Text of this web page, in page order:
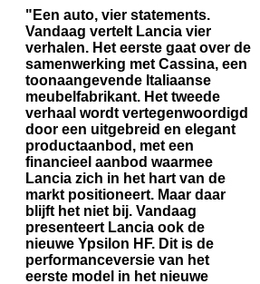
"Een auto, vier statements.
Vandaag vertelt Lancia vier
verhalen. Het eerste gaat over de
samenwerking met Cassina, een
toonaangevende Italiaanse
meubelfabrikant. Het tweede
verhaal wordt vertegenwoordigd
door een uitgebreid en elegant
productaanbod, met een
financieel aanbod waarmee
Lancia zich in het hart van de
markt positioneert. Maar daar
blijft het niet bij. Vandaag
presenteert Lancia ook de
nieuwe Ypsilon HF. Dit is de
performanceversie van het
eerste model in het nieuwe